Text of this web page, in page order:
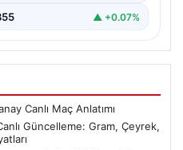
▲ +0.07%
Canlı Maç Anlatımı
Güncelleme: Gram, Çeyrek,